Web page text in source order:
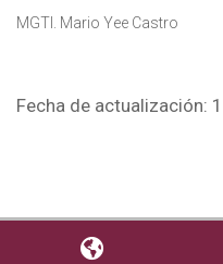
MGTI. Mario Yee Castro
Fecha de actualización: